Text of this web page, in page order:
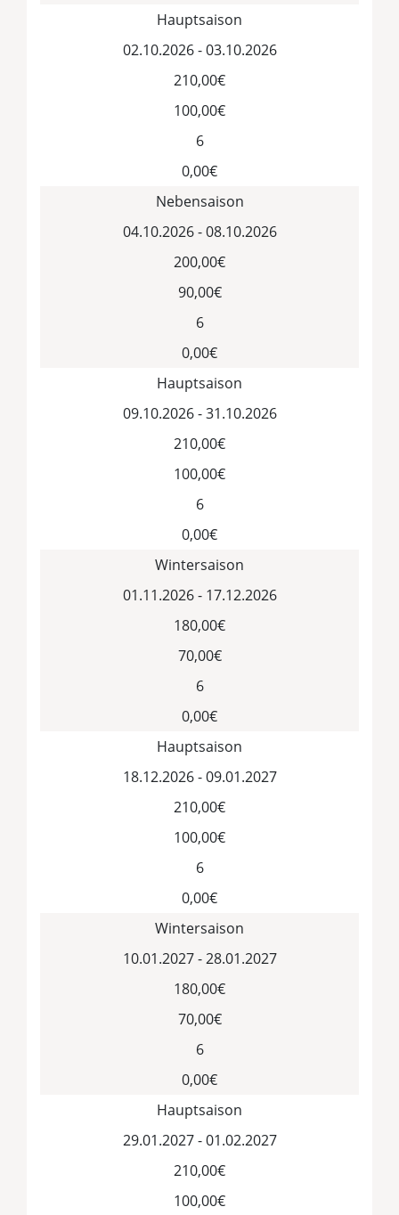
Hauptsaison
02.10.2026 - 03.10.2026
210,00€
100,00€
6
0,00€
Nebensaison
04.10.2026 - 08.10.2026
200,00€
90,00€
6
0,00€
Hauptsaison
09.10.2026 - 31.10.2026
210,00€
100,00€
6
0,00€
Wintersaison
01.11.2026 - 17.12.2026
180,00€
70,00€
6
0,00€
Hauptsaison
18.12.2026 - 09.01.2027
210,00€
100,00€
6
0,00€
Wintersaison
10.01.2027 - 28.01.2027
180,00€
70,00€
6
0,00€
Hauptsaison
29.01.2027 - 01.02.2027
210,00€
100,00€